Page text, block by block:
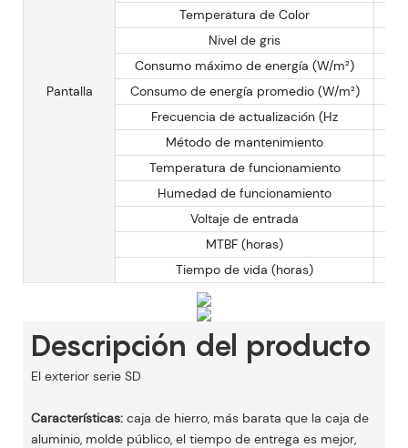
Pantalla
Temperatura de Color
Nivel de gris
Consumo máximo de energía (W/m²)
Consumo de energía promedio (W/m²)
Frecuencia de actualización (Hz
Método de mantenimiento
Temperatura de funcionamiento
Humedad de funcionamiento
Voltaje de entrada
MTBF (horas)
Tiempo de vida (horas)
Descripción del producto
El exterior serie SD
Características: caja de hierro, más barata que la caja de
aluminio, molde público, el tiempo de entrega es mejor,